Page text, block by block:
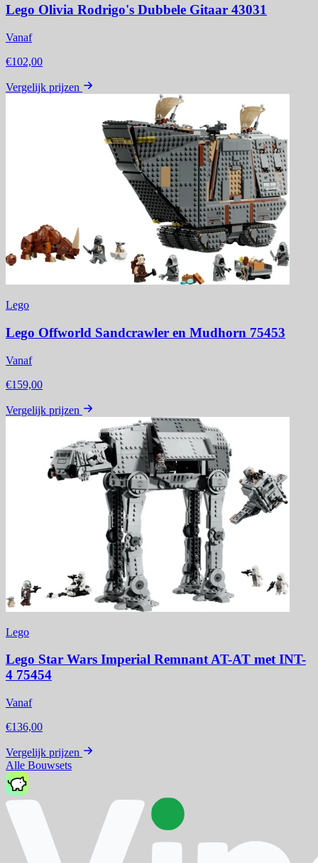
Lego Olivia Rodrigo's Dubbele Gitaar 43031
Vanaf
€102,00
Vergelijk prijzen
Lego
Lego Offworld Sandcrawler en Mudhorn 75453
Vanaf
€159,00
Vergelijk prijzen
Lego
Lego Star Wars Imperial Remnant AT-AT met INT-
4 75454
Vanaf
€136,00
Vergelijk prijzen
Alle Bouwsets